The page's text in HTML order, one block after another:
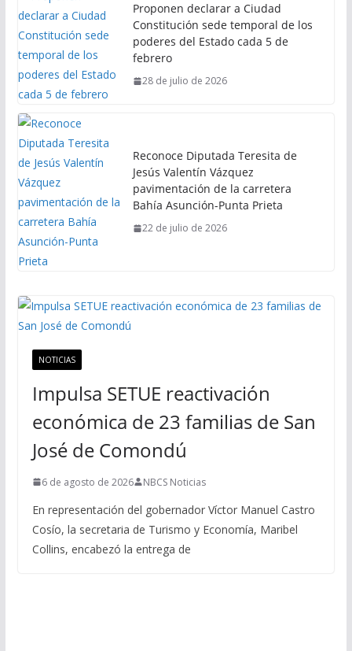
Proponen declarar a Ciudad
Constitución sede temporal de los
poderes del Estado cada 5 de
febrero
28 de julio de 2026
Reconoce Diputada Teresita de
Jesús Valentín Vázquez
pavimentación de la carretera
Bahía Asunción-Punta Prieta
22 de julio de 2026
NOTICIAS
Impulsa SETUE reactivación
económica de 23 familias de San
José de Comondú
6 de agosto de 2026 NBCS Noticias
En representación del gobernador Víctor Manuel Castro
Cosío, la secretaria de Turismo y Economía, Maribel
Collins, encabezó la entrega de